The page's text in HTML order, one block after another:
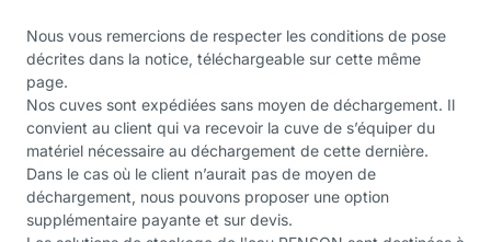
Nous vous remercions de respecter les conditions de pose
décrites dans la notice, téléchargeable sur cette même
page.
Nos cuves sont expédiées sans moyen de déchargement. Il
convient au client qui va recevoir la cuve de s’équiper du
matériel nécessaire au déchargement de cette dernière.
Dans le cas où le client n’aurait pas de moyen de
déchargement, nous pouvons proposer une option
supplémentaire payante et sur devis.